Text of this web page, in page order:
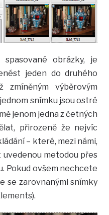
obrázky, je
jeden do druhého
zmíněným výběrovým
snímku jsou ostré
jenom jedna z četných
přirozeně že nejvíc
– které, mezi námi,
metodou přes
Pokud ovšem nechcete
se zarovnanými snímky